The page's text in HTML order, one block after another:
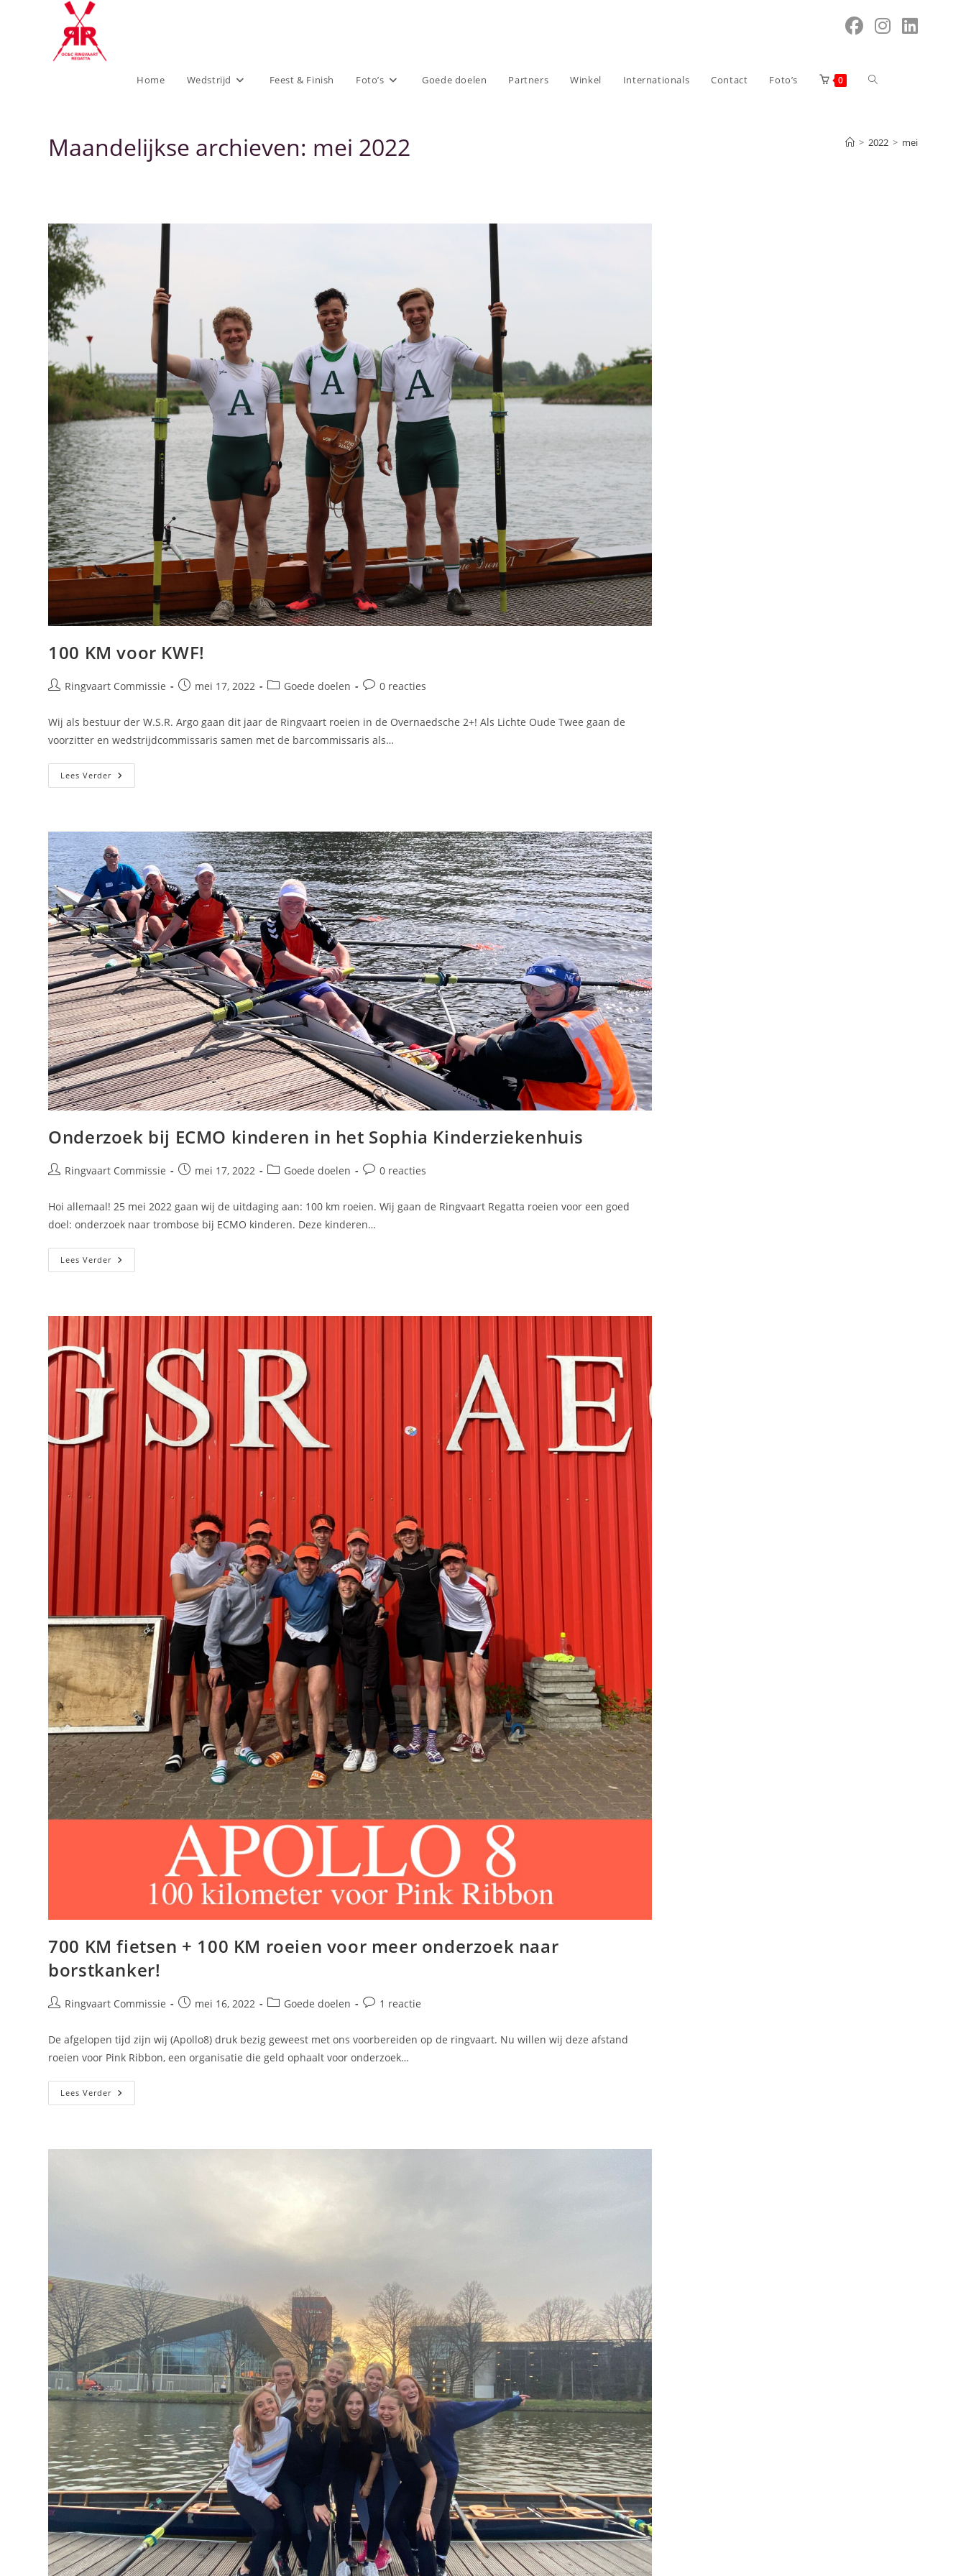
Home Wedstrijd Feest & Finish Foto’s Goede doelen Partners Winkel Internationals Contact Foto’s 0
Maandelijkse archieven: mei 2022 > 2022 > mei
100 KM voor KWF!
Ringvaart Commissie mei 17, 2022 Goede doelen 0 reacties
Wij als bestuur der W.S.R. Argo gaan dit jaar de Ringvaart roeien in de Overnaedsche 2+! Als Lichte Oude Twee gaan de
voorzitter en wedstrijdcommissaris samen met de barcommissaris als…
Lees Verder
Onderzoek bij ECMO kinderen in het Sophia Kinderziekenhuis
Ringvaart Commissie mei 17, 2022 Goede doelen 0 reacties
Hoi allemaal! 25 mei 2022 gaan wij de uitdaging aan: 100 km roeien. Wij gaan de Ringvaart Regatta roeien voor een goed
doel: onderzoek naar trombose bij ECMO kinderen. Deze kinderen…
Lees Verder
700 KM fietsen + 100 KM roeien voor meer onderzoek naar
borstkanker!
Ringvaart Commissie mei 16, 2022 Goede doelen 1 reactie
De afgelopen tijd zijn wij (Apollo8) druk bezig geweest met ons voorbereiden op de ringvaart. Nu willen wij deze afstand
roeien voor Pink Ribbon, een organisatie die geld ophaalt voor onderzoek…
Lees Verder